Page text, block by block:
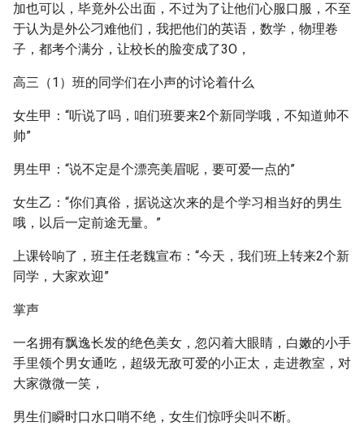
加也可以，毕竟外公出面，不过为了让他们心服口服，不至
于认为是外公刁难他们，我把他们的英语，数学，物理卷
子，都考个满分，让校长的脸变成了3O，
高三（1）班的同学们在小声的讨论着什么
女生甲：“听说了吗，咱们班要来2个新同学哦，不知道帅不
帅”
男生甲：“说不定是个漂亮美眉呢，要可爱一点的”
女生乙：“你们真俗，据说这次来的是个学习相当好的男生
哦，以后一定前途无量。”
上课铃响了，班主任老魏宣布：“今天，我们班上转来2个新
同学，大家欢迎”
掌声
一名拥有飘逸长发的绝色美女，忽闪着大眼睛，白嫩的小手
手里领个男女通吃，超级无敌可爱的小正太，走进教室，对
大家微微一笑，
男生们瞬时口水口哨不绝，女生们惊呼尖叫不断。